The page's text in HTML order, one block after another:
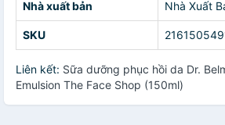
Nhà xuất bản Nhà Xuất
SKU
Liên kết: Sữa dưỡng phục hồi da Dr.
Emulsion The Face Shop (150ml)